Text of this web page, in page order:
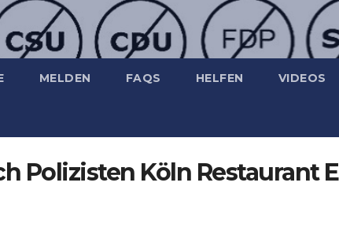
MELDEN FAQS HELFEN VIDEOS
Polizisten Köln Restaurant